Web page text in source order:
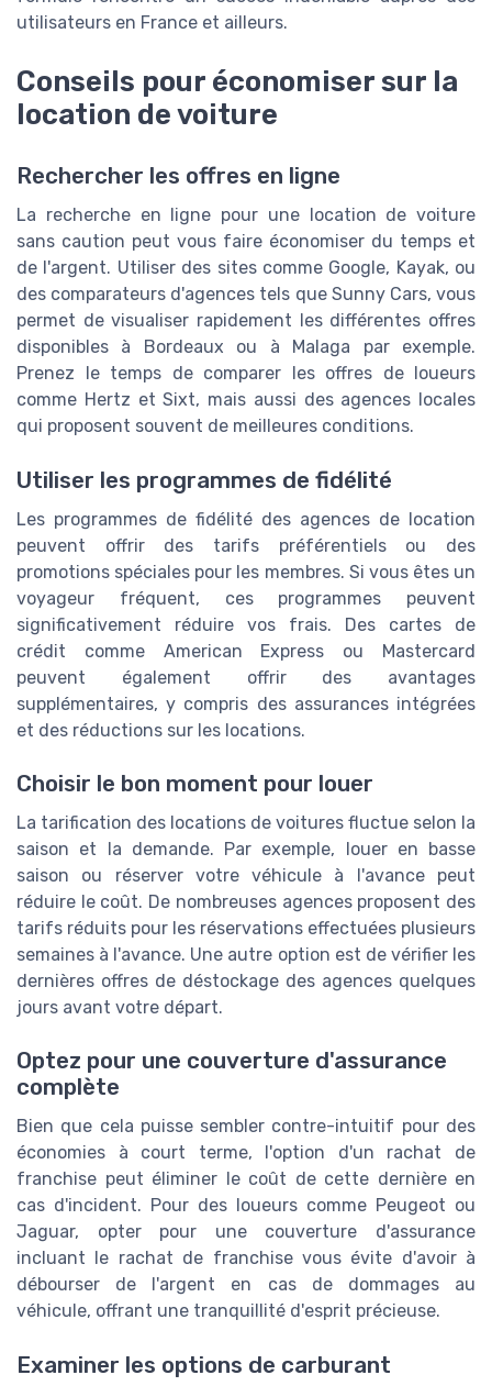
utilisateurs en France et ailleurs.
Conseils pour économiser sur la
location de voiture
Rechercher les offres en ligne
La recherche en ligne pour une location de voiture
sans caution peut vous faire économiser du temps et
de l'argent. Utiliser des sites comme Google, Kayak, ou
des comparateurs d'agences tels que Sunny Cars, vous
permet de visualiser rapidement les différentes offres
disponibles à Bordeaux ou à Malaga par exemple.
Prenez le temps de comparer les offres de loueurs
comme Hertz et Sixt, mais aussi des agences locales
qui proposent souvent de meilleures conditions.
Utiliser les programmes de fidélité
Les programmes de fidélité des agences de location
peuvent offrir des tarifs préférentiels ou des
promotions spéciales pour les membres. Si vous êtes un
voyageur fréquent, ces programmes peuvent
significativement réduire vos frais. Des cartes de
crédit comme American Express ou Mastercard
peuvent également offrir des avantages
supplémentaires, y compris des assurances intégrées
et des réductions sur les locations.
Choisir le bon moment pour louer
La tarification des locations de voitures fluctue selon la
saison et la demande. Par exemple, louer en basse
saison ou réserver votre véhicule à l'avance peut
réduire le coût. De nombreuses agences proposent des
tarifs réduits pour les réservations effectuées plusieurs
semaines à l'avance. Une autre option est de vérifier les
dernières offres de déstockage des agences quelques
jours avant votre départ.
Optez pour une couverture d'assurance
complète
Bien que cela puisse sembler contre-intuitif pour des
économies à court terme, l'option d'un rachat de
franchise peut éliminer le coût de cette dernière en
cas d'incident. Pour des loueurs comme Peugeot ou
Jaguar, opter pour une couverture d'assurance
incluant le rachat de franchise vous évite d'avoir à
débourser de l'argent en cas de dommages au
véhicule, offrant une tranquillité d'esprit précieuse.
Examiner les options de carburant